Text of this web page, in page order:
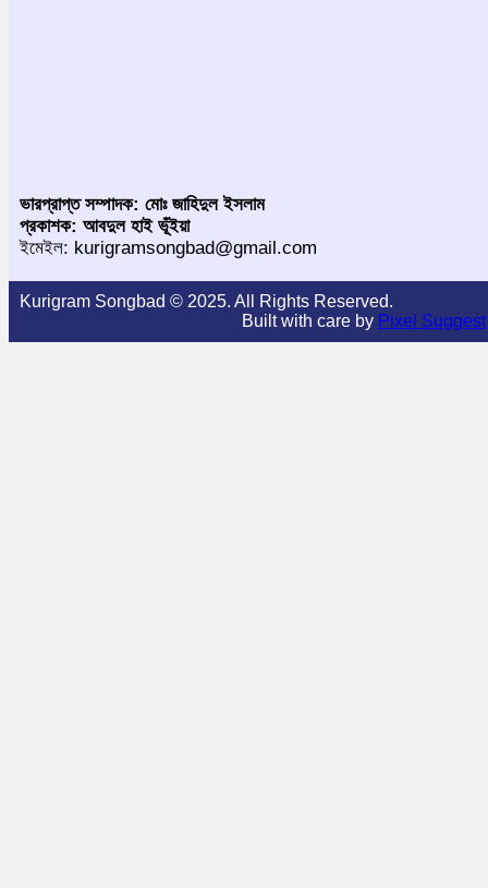
ভারপ্রাপ্ত সম্পাদক: মোঃ জাহিদুল ইসলাম
প্রকাশক: আবদুল হাই ভূঁইয়া
ইমেইল: kurigramsongbad@gmail.com
Kurigram Songbad © 2025. All Rights Reserved.
Built with care by Pixel Suggest